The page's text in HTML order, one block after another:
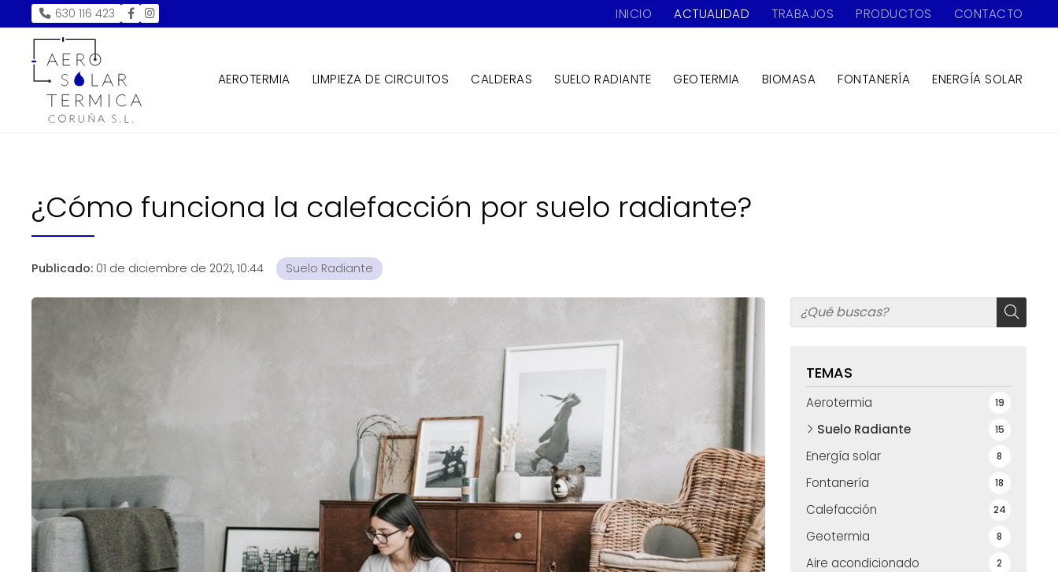
630 116 423 INICIO ACTUALIDAD TRABAJOS PRODUCTOS CONTACTO
AEROTERMIA LIMPIEZA DE CIRCUITOS CALDERAS SUELO RADIANTE GEOTERMIA BIOMASA FONTANERÍA ENERGÍA SOLAR
¿Cómo funciona la calefacción por suelo radiante?
Publicado: 01 de diciembre de 2021, 10:44 Suelo Radiante
TEMAS
Aerotermia 19
Suelo Radiante 15
Energía solar 8
Fontanería 18
Calefacción 24
Geotermia 8
Aire acondicionado 2